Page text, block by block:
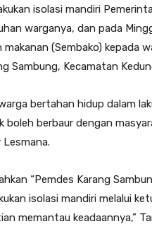
isolasi mandiri
warganya, dan pada
(Sembako) kepada
Sambung, Kecamatan
bertahan hidup dalam
boleh berbaur dengan
Lesmana.
“Pemdes Karang
isolasi mandiri melalui
memantau keadaannya,”